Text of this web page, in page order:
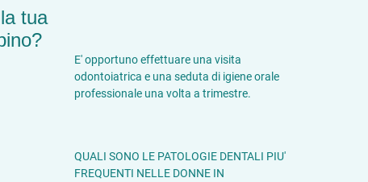
tua
E' opportuno effettuare una visita
odontoiatrica e una seduta di igiene orale
professionale una volta a trimestre.
QUALI SONO LE PATOLOGIE DENTALI PIU'
FREQUENTI NELLE DONNE IN